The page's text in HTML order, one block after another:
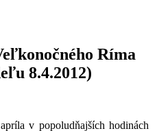
Ríma
8.4.2012)
v popoludňajších hodinách